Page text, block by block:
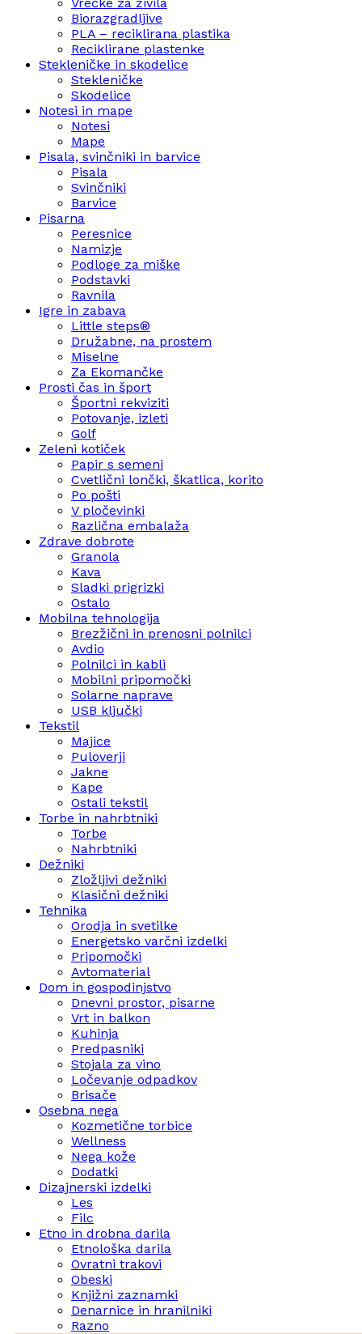
Biorazgradljive
PLA – reciklirana plastika
Reciklirane plastenke
Stekleničke in skodelice
Stekleničke
Skodelice
Notesi in mape
Notesi
Mape
Pisala, svinčniki in barvice
Pisala
Svinčniki
Barvice
Pisarna
Peresnice
Namizje
Podloge za miške
Podstavki
Ravnila
Igre in zabava
Little steps®
Družabne, na prostem
Miselne
Za Ekomančke
Prosti čas in šport
Športni rekviziti
Potovanje, izleti
Golf
Zeleni kotiček
Papir s semeni
Cvetlični lončki, škatlica, korito
Po pošti
V pločevinki
Različna embalaža
Zdrave dobrote
Granola
Kava
Sladki prigrizki
Ostalo
Mobilna tehnologija
Brezžični in prenosni polnilci
Avdio
Polnilci in kabli
Mobilni pripomočki
Solarne naprave
USB ključki
Tekstil
Majice
Puloverji
Jakne
Kape
Ostali tekstil
Torbe in nahrbtniki
Torbe
Nahrbtniki
Dežniki
Zložljivi dežniki
Klasični dežniki
Tehnika
Orodja in svetilke
Energetsko varčni izdelki
Pripomočki
Avtomaterial
Dom in gospodinjstvo
Dnevni prostor, pisarne
Vrt in balkon
Kuhinja
Predpasniki
Stojala za vino
Ločevanje odpadkov
Brisače
Osebna nega
Kozmetične torbice
Wellness
Nega kože
Dodatki
Dizajnerski izdelki
Les
Filc
Etno in drobna darila
Etnološka darila
Ovratni trakovi
Obeski
Knjižni zaznamki
Denarnice in hranilniki
Razno